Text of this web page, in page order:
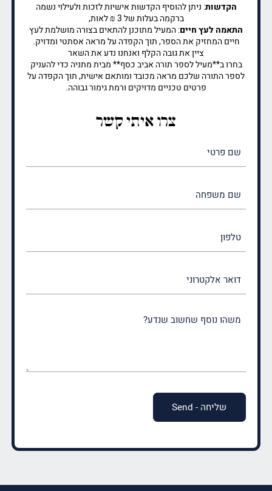
הקדשות: ניתן להוסיף הקדשות אישיות לזכות ולעילוי נשמה
ברקמה בעלות של 3 ₪ לאות,
התאמה לעץ חיים: המעיל מתוכנן להתאים בצורה מושלמת לעץ
חיים המחזיק את הספר, תוך הקפדה על מראה אסתטי ומדויק.
ציין את גובה הקלף ואנחנו נדע את השאר
בחרו ב**מעיל לספר תורה אביב כסף** מבית מתניה כדי להעניק
לספר התורה שלכם מראה מכובד ומותאם אישית, תוך הקפדה על
פרטים טכניים מדויקים ורמת גימור גבוהה.
צרו איתי קשר
(חובה)
(חובה)